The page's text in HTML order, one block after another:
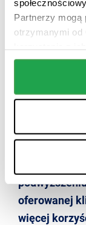
Partnerzy mogą
otrzymanymi od
do naszej
wpisuje się w
Klient, który
lepszych dla
opcji,
rozwiązania
oferowanej
więcej